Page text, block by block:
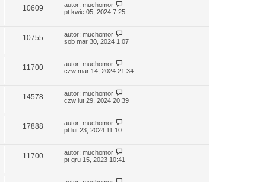
10609 autor: muchomor
pt kwie 05, 2024 7:25
10755 autor: muchomor
sob mar 30, 2024 1:07
11700 autor: muchomor
czw mar 14, 2024 21:34
14578 autor: muchomor
czw lut 29, 2024 20:39
17888 autor: muchomor
pt lut 23, 2024 11:10
11700 autor: muchomor
pt gru 15, 2023 10:41